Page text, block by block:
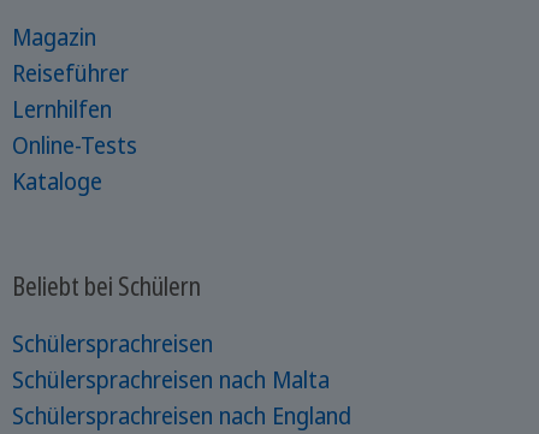
Magazin
Reiseführer
Lernhilfen
Online-Tests
Kataloge
Beliebt bei Schülern
Schülersprachreisen
Schülersprachreisen nach Malta
Schülersprachreisen nach England